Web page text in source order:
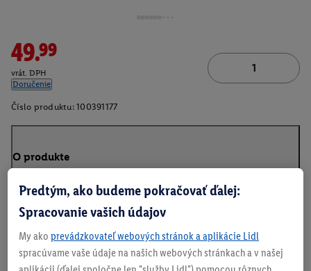
49.99
vrát. DPH
Doručenie
Číslo produktu: 100391177
O produkte
Predtým, ako budeme pokračovať ďalej:
Spracovanie vašich údajov
My ako prevádzkovateľ webových stránok a aplikácie Lidl
spracúvame vaše údaje na našich webových stránkach a v našej